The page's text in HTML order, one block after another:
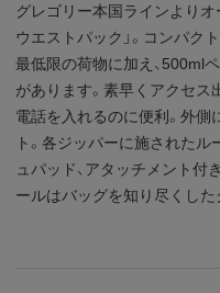
グレゴリー本国ラインよりオ
ウエストパック」。コンパク
最低限の荷物に加え、500ml
があります。素早くアクセ
電話を入れるのに便利。外
ト。各ジッパーに施された
ュパッド、アタッチメント付
ールはバッグを知り尽くした